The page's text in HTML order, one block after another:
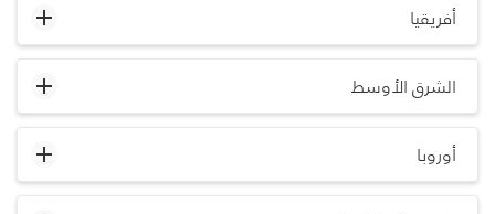
أفريقيا
الشرق الأوسط
أوروبا